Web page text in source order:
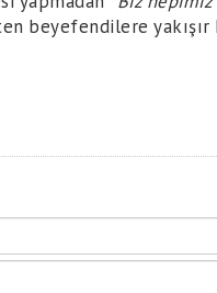
beyefendilere yakışır